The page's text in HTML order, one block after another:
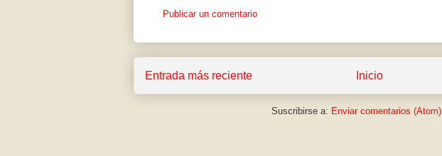
Publicar un comentario
Entrada más reciente Inicio
Suscribirse a: Enviar comentarios (Atom)